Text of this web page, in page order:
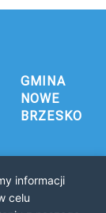
GMINA
NOWE
BRZESKO
informacji
celu